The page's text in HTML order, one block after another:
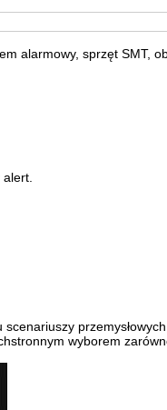
alarmowy, sprzęt SMT,
wyborem